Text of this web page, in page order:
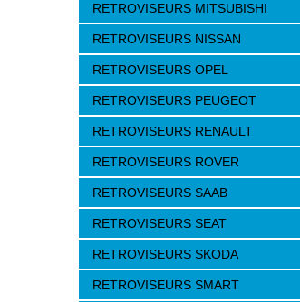
RETROVISEURS MITSUBISHI
RETROVISEURS NISSAN
RETROVISEURS OPEL
RETROVISEURS PEUGEOT
RETROVISEURS RENAULT
RETROVISEURS ROVER
RETROVISEURS SAAB
RETROVISEURS SEAT
RETROVISEURS SKODA
RETROVISEURS SMART